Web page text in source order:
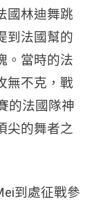
國林迪舞跳
到法國幫的
。當時的法
無不克，戰
的法國隊神
尖的舞者之
到處征戰參